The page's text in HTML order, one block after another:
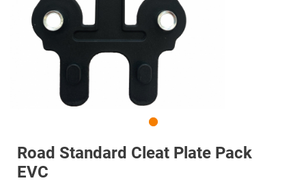
Road Standard Cleat Plate Pack
EVC